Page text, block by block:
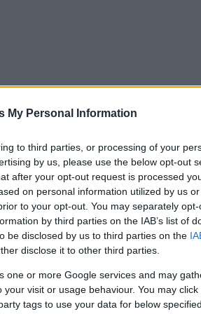
My Personal Information
to third parties, or processing of your
by us, please use the below opt-out
after your opt-out request is processed
on personal information utilized by us
to your opt-out. You may separately
by third parties on the IAB’s list of
be disclosed by us to third parties on the
disclose it to other third parties.
one or more Google services and may
visit or usage behaviour. You may
tags to use your data for below
uten Frode Andresen?,
er samlet for å skaffe
fortsatt, og det er bra da det er